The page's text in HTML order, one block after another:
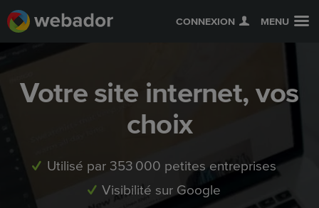
CONNEXION MENU
Votre site internet, vos
choix
Utilisé par 353 000 petites entreprises
Visibilité sur Google